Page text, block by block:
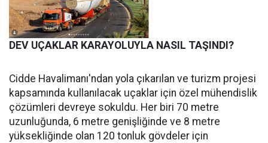
DEV UÇAKLAR KARAYOLUYLA NASIL TAŞINDI?
Cidde Havalimanı'ndan yola çıkarılan ve turizm projesi
kapsamında kullanılacak uçaklar için özel mühendislik
çözümleri devreye sokuldu. Her biri 70 metre
uzunluğunda, 6 metre genişliğinde ve 8 metre
yüksekliğinde olan 120 tonluk gövdeler için